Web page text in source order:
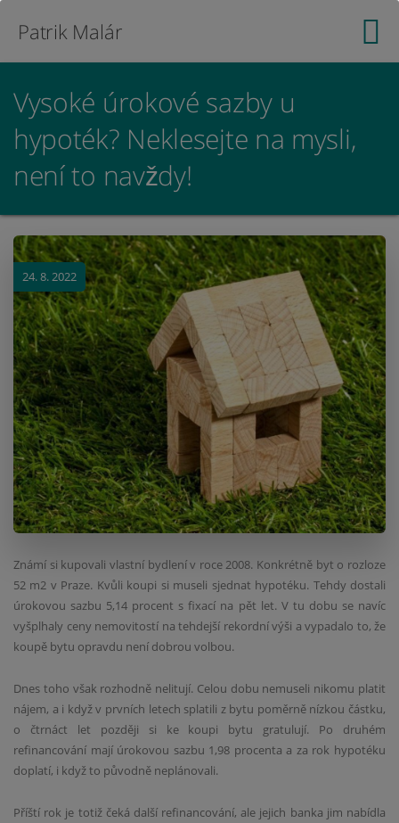
Patrik Malár
Vysoké úrokové sazby u
hypoték? Neklesejte na mysli,
není to navždy!
24. 8. 2022
Známí si kupovali vlastní bydlení v roce 2008. Konkrétně byt o rozloze
52 m2 v Praze. Kvůli koupi si museli sjednat hypotéku. Tehdy dostali
úrokovou sazbu 5,14 procent s fixací na pět let. V tu dobu se navíc
vyšplhaly ceny nemovitostí na tehdejší rekordní výši a vypadalo to, že
koupě bytu opravdu není dobrou volbou.
Dnes toho však rozhodně nelitují. Celou dobu nemuseli nikomu platit
nájem, a i když v prvních letech splatili z bytu poměrně nízkou částku,
o čtrnáct let později si ke koupi bytu gratulují. Po druhém
refinancování mají úrokovou sazbu 1,98 procenta a za rok hypotéku
doplatí, i když to původně neplánovali.
Příští rok je totiž čeká další refinancování, ale jejich banka jim nabídla